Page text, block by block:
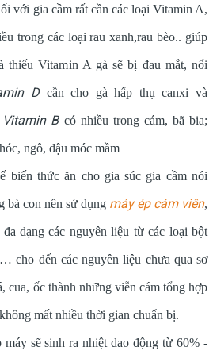
với gia cầm rất cần các loại Vitamin A,
trong các loại rau xanh,rau bèo.. giúp
thiếu Vitamin A gà sẽ bị đau mắt, nổi
Dcần cho gà hấp thụ canxi và
Vitamin Bcó nhiều trong cám, bã bia;
ngô, đậu móc mầm
biến thức ăn cho gia súc gia cầm nói
bà con nên sử dụng máy ép cám viên,
dạng các nguyên liệu từ các loại bột
cho đến các nguyên liệu chưa qua sơ
cua, ốc thành những viễn cám tổng hợp
mất nhiều thời gian chuẩn bị.
sẽ sinh ra nhiệt dao động từ 60% -